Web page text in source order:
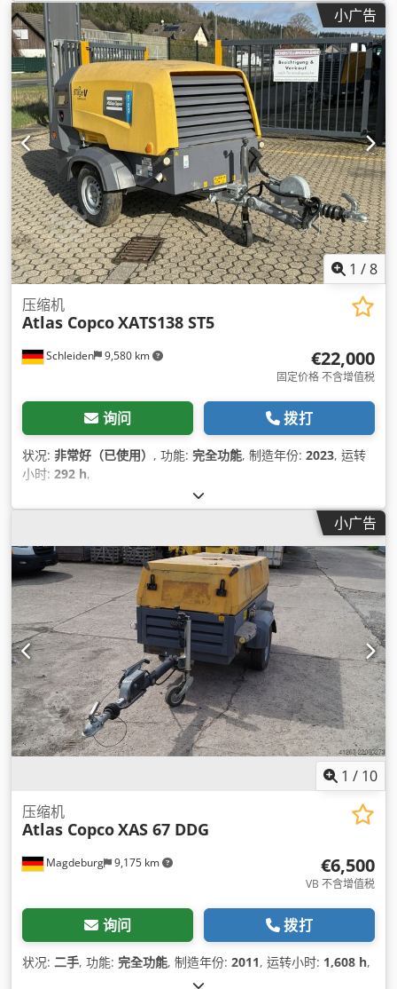
小广告
1 /8
Schleiden 9,580 km
压缩机
Atlas CopcoXATS138 ST5
€22,000
固定价格 不含增值税
询问 拨打
状况: 非常好（已使用） , 功能: 完全功能, 制造年份: 2023, 运转
小时: 292 h,
小广告
1 / 10
Magdeburg 9,175 km
压缩机
Atlas CopcoXAS 67 DDG
€6,500
VB 不含增值税
询问 拨打
状况: 二手, 功能: 完全功能, 制造年份: 2011, 运转小时: 1,608 h,